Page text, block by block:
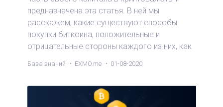
предназначена эта статья. В ней мы
расскажем, какие существуют способы
покупки биткоина, положительные и
отрицательные стороны каждого из них, как
База знаний EXMO.me 01-08-2020